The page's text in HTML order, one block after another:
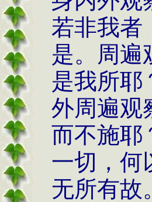
若非我者
是。周遍
是我所耶
外周遍观
而不施耶
一切，何
无所有故